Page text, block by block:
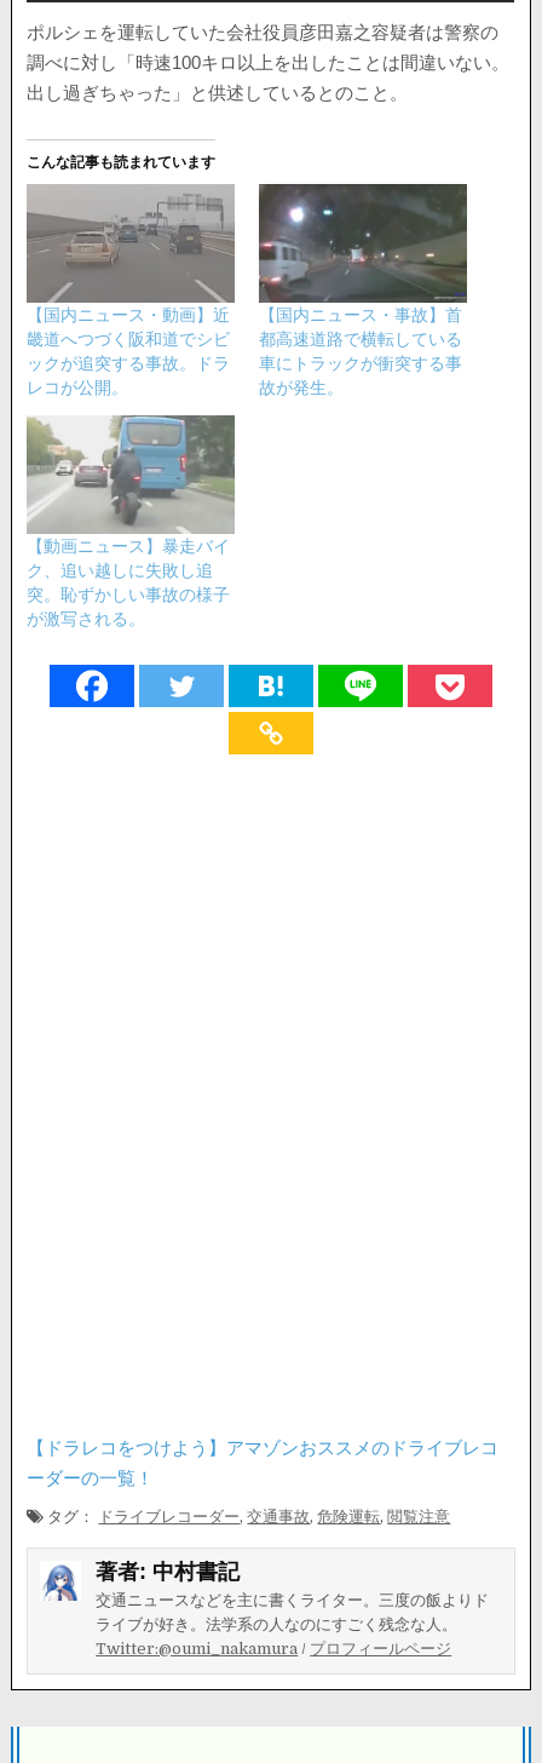
ポルシェを運転していた会社役員彦田嘉之容疑者は警察の
調べに対し「時速100キロ以上を出したことは間違いない。
出し過ぎちゃった」と供述しているとのこと。
こんな記事も読まれています
【国内ニュース・動画】近
畿道へつづく阪和道でシビ
ックが追突する事故。ドラ
レコが公開。
【国内ニュース・事故】首
都高速道路で横転している
車にトラックが衝突する事
故が発生。
【動画ニュース】暴走バイ
ク、追い越しに失敗し追
突。恥ずかしい事故の様子
が激写される。
【ドラレコをつけよう】アマゾンおススメのドライブレコ
ーダーの一覧！
タグ： ドライブレコーダー,交通事故,危険運転, 閲覧注意
著者: 中村書記
交通ニュースなどを主に書くライター。三度の飯よりド
ライブが好き。法学系の人なのにすごく残念な人。
Twitter:@oumi_nakamura / プロフィールページ